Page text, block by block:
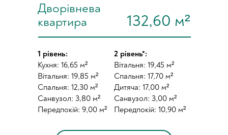
1 рівень:
Кухня: 16,65 м²
Вітальня: 19,85 м²
Спальня: 12,30 м²
Санвузол: 3,80 м²
Передпокій: 9,00 м²
Дворівнева
квартира
2 рівень*:
Вітальня: 19,45 м²
Спальня: 17,70 м²
Дитяча: 17,00 м²
Санвузол: 3,00 м²
Передпокій: 10,90 м²
132,60 м²